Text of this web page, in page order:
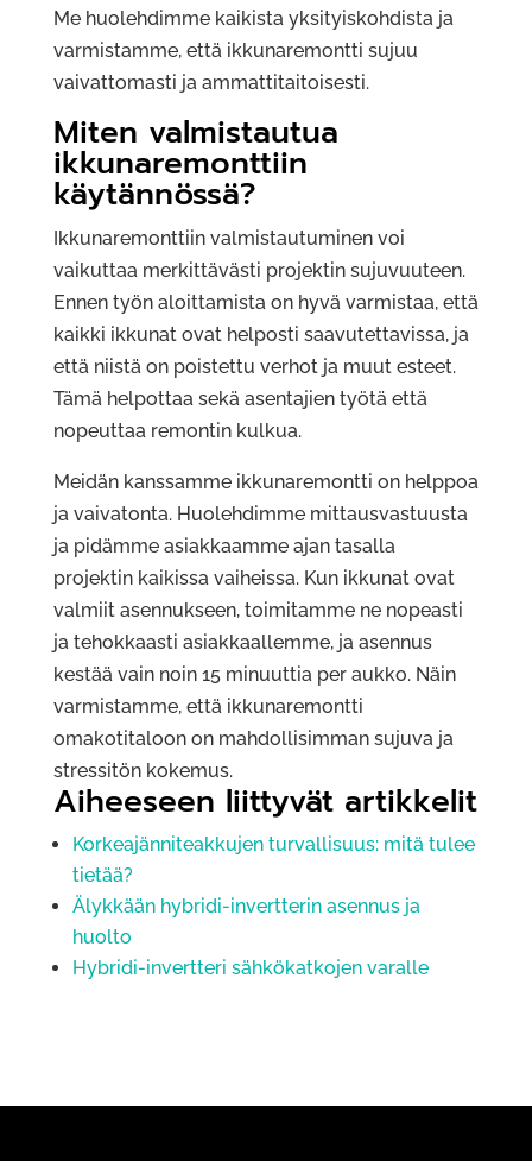
Me huolehdimme kaikista yksityiskohdista ja
varmistamme, että ikkunaremontti sujuu
vaivattomasti ja ammattitaitoisesti.
Miten valmistautua
ikkunaremonttiin
käytännössä?
Ikkunaremonttiin valmistautuminen voi
vaikuttaa merkittävästi projektin sujuvuuteen.
Ennen työn aloittamista on hyvä varmistaa, että
kaikki ikkunat ovat helposti saavutettavissa, ja
että niistä on poistettu verhot ja muut esteet.
Tämä helpottaa sekä asentajien työtä että
nopeuttaa remontin kulkua.
Meidän kanssamme ikkunaremontti on helppoa
ja vaivatonta. Huolehdimme mittausvastuusta
ja pidämme asiakkaamme ajan tasalla
projektin kaikissa vaiheissa. Kun ikkunat ovat
valmiit asennukseen, toimitamme ne nopeasti
ja tehokkaasti asiakkaallemme, ja asennus
kestää vain noin 15 minuuttia per aukko. Näin
varmistamme, että ikkunaremontti
omakotitaloon on mahdollisimman sujuva ja
stressitön kokemus.
Aiheeseen liittyvät artikkelit
Korkeajänniteakkujen turvallisuus: mitä tulee
tietää?
Älykkään hybridi-invertterin asennus ja
huolto
Hybridi-invertteri sähkökatkojen varalle